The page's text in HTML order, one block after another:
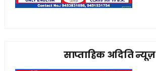
साप्ताहिक अदिति न्यूज़